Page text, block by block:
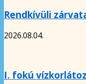
Rendkívüli
2026.08.04.
I. fokú